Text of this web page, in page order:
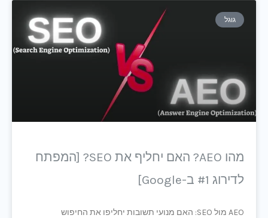
גוגל
מהו AEO? האם יחליף את SEO? [המפתח
לדירוג #1 ב-Google]
AEO מול SEO: האם מנועי תשובות יחליפו את החיפוש